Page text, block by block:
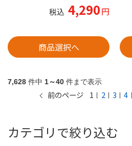
税込 4,290円
商品選択へ
7,628 件中 1～40 件まで表示
前のページ 1 2 3 4
カテゴリで絞り込む